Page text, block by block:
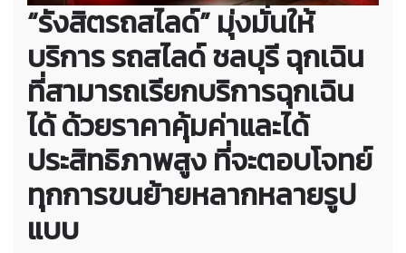
“รังสิตรถสไลด์” มุ่งมั่นให้
บริการรถสไลด์ ชลบุรี ฉุกเฉิน
ที่สามารถเรียกบริการฉุกเฉิน
ได้ ด้วยราคาคุ้มค่าและได้
ประสิทธิภาพสูง ที่จะตอบโจทย์
ทุกการขนย้ายหลากหลายรูป
แบบ